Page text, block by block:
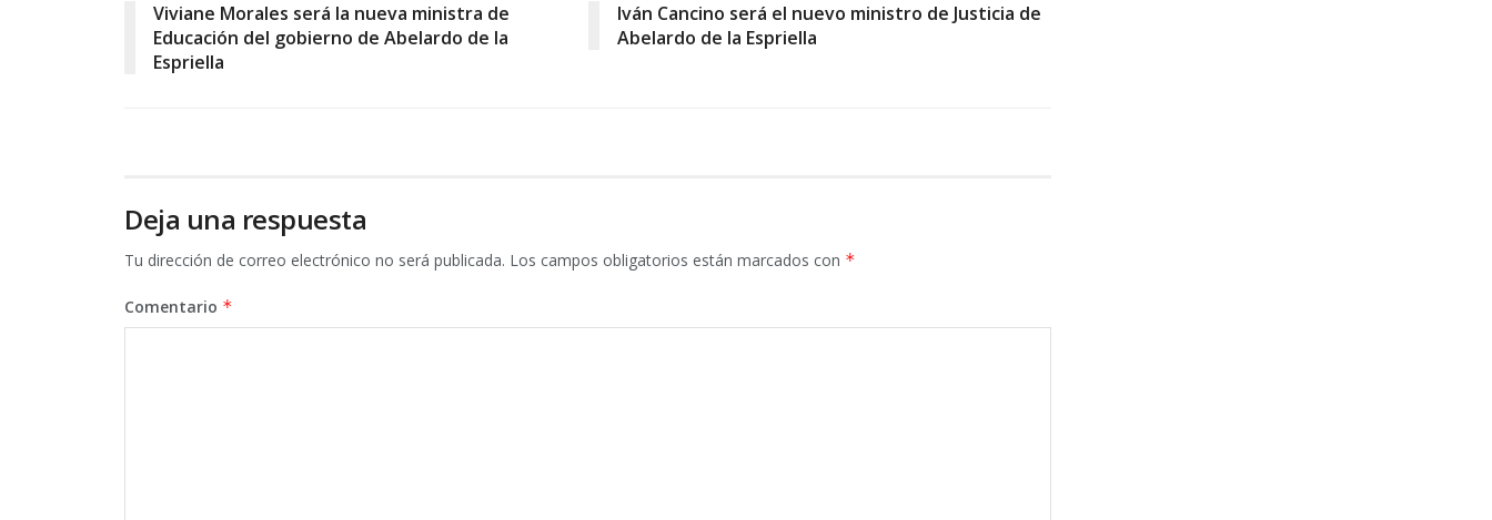
Viviane Morales será la nueva ministra de
Educación del gobierno de Abelardo de la
Espriella
Iván Cancino será el nuevo ministro de Justicia de
Abelardo de la Espriella
Deja una respuesta
Tu dirección de correo electrónico no será publicada. Los campos obligatorios están marcados con *
Comentario *